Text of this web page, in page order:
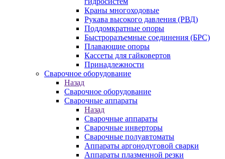
Краны многоходовые
Рукава высокого давления (РВД)
Поддомкратные опоры
Быстроразъемные соединения (БРС)
Плавающие опоры
Кассеты для гайковертов
Принадлежности
Сварочное оборудование
Назад
Сварочное оборудование
Сварочные аппараты
Назад
Сварочные аппараты
Сварочные инверторы
Сварочные полуавтоматы
Аппараты аргонодуговой сварки
Аппараты плазменной резки